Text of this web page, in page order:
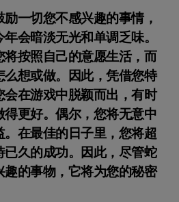
一切您不感兴趣的事情，
会暗淡无光和单调乏味。
按照自己的意愿生活，而
想或做。因此，凭借您特
在游戏中脱颖而出，有时
更好。偶尔，您将无意中
在最佳的日子里，您将超
久的成功。因此，尽管蛇
的事物，它将为您的秘密